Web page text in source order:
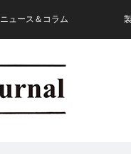
ニュース＆コラム